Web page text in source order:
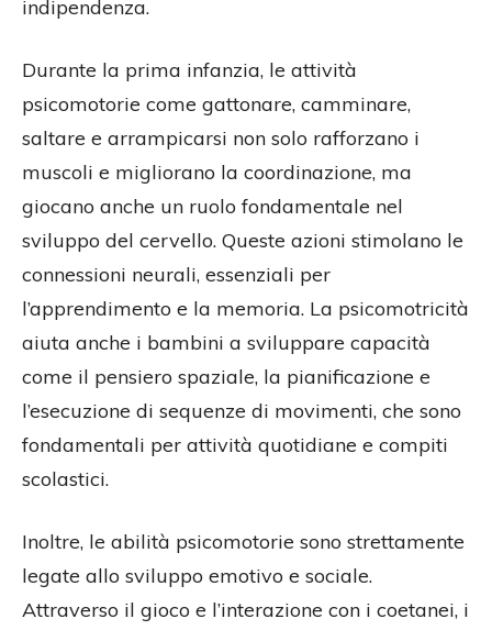
indipendenza.
Durante la prima infanzia, le attività
psicomotorie come gattonare, camminare,
saltare e arrampicarsi non solo rafforzano i
muscoli e migliorano la coordinazione, ma
giocano anche un ruolo fondamentale nel
sviluppo del cervello. Queste azioni stimolano le
connessioni neurali, essenziali per
l’apprendimento e la memoria. La psicomotricità
aiuta anche i bambini a sviluppare capacità
come il pensiero spaziale, la pianificazione e
l’esecuzione di sequenze di movimenti, che sono
fondamentali per attività quotidiane e compiti
scolastici.
Inoltre, le abilità psicomotorie sono strettamente
legate allo sviluppo emotivo e sociale.
Attraverso il gioco e l’interazione con i coetanei, i